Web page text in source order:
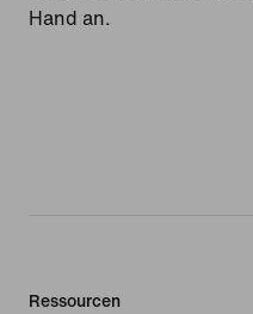
Hand an.
Ressourcen